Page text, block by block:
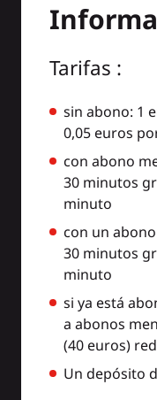
Tarifas :
sin abono: 1
0,05 euros
con abono
30 minutos
minuto
con un
30 minutos
minuto
si ya está
a abonos
(40 euros)
Un depósito